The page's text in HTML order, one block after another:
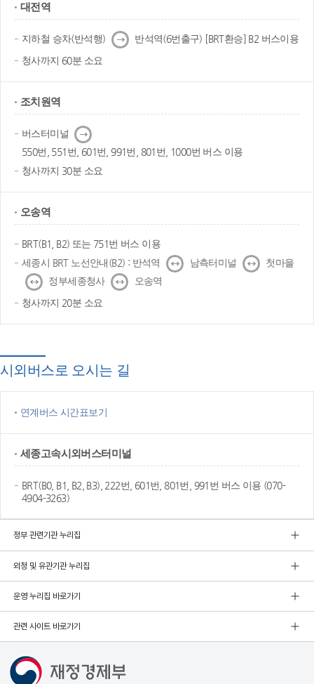
대전역
지하철 승차(반석행) 다
음
반석역(6번출구) [BRT환승] B2 버스이용
청사까지 60분 소요
조치원역
버스터미널 다
음
550번, 551번, 601번, 991번, 801번, 1000번 버스 이용
청사까지 30분 소요
오송역
BRT(B1, B2) 또는 751번 버스 이용
세종시 BRT 노선안내(B2) : 반석역
↔ 남측터미널 ↔
첫마을
↔
정부세종청사 ↔
오송역
청사까지 20분 소요
시외버스로 오시는 길
연계버스 시간표보기
세종고속시외버스터미널
BRT(B0, B1, B2, B3), 222번, 601번, 801번, 991번 버스 이용 (070-
4904-3263)
정부 관련기관 누리집
외청 및 유관기관 누리집
운영 누리집 바로가기
관련 사이트 바로가기